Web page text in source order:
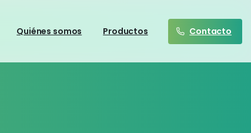
Quiénes somos Productos Contacto